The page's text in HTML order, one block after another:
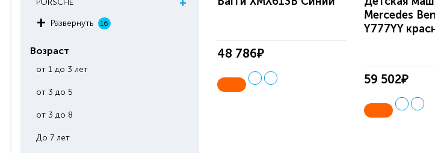
PORSCHE
Развернуть 16
Возраст
от 1 до 3 лет
от 3 до 5
от 3 до 8
До 7 лет
48 786₽
Mercedes
Y777YY
59 502₽